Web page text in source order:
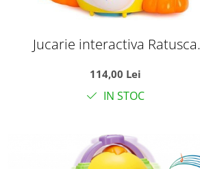
Jucarie interactiva Ratusca
114,00 Lei
IN STOC